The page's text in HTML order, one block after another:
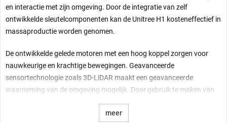
en interactie met zijn omgeving. Door de integratie van zelf
ontwikkelde sleutelcomponenten kan de Unitree H1 kosteneffectief in
massaproductie worden genomen.
De ontwikkelde gelede motoren met een hoog koppel zorgen voor
nauwkeurige en krachtige bewegingen. Geavanceerde
sensortechnologie zoals 3D-LiDAR maakt een geavanceerde
waarneming van de omgeving mogelijk. Door gebruik te maken van
meer